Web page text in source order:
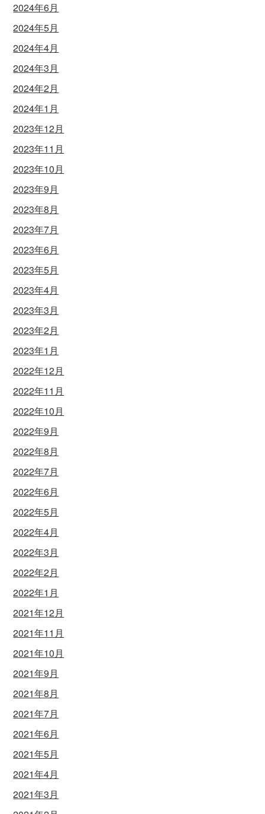
2024年6月
2024年5月
2024年4月
2024年3月
2024年2月
2024年1月
2023年12月
2023年11月
2023年10月
2023年9月
2023年8月
2023年7月
2023年6月
2023年5月
2023年4月
2023年3月
2023年2月
2023年1月
2022年12月
2022年11月
2022年10月
2022年9月
2022年8月
2022年7月
2022年6月
2022年5月
2022年4月
2022年3月
2022年2月
2022年1月
2021年12月
2021年11月
2021年10月
2021年9月
2021年8月
2021年7月
2021年6月
2021年5月
2021年4月
2021年3月